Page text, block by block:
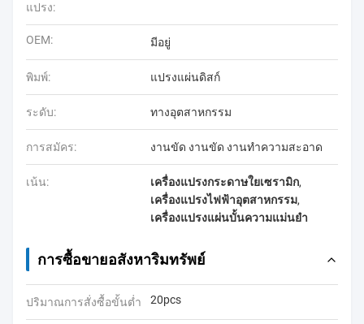
แปรง:
OEM: มีอยู่
พิมพ์: แปรงแผ่นดิสก์
ระดับ: ทางอุตสาหกรรม
การสมัคร: งานขัด งานขัด งานทำความสะอาด
เน้น: เครื่องแปรงกระดาษใยเซรามิก,
เครื่องแปรงไฟฟ้าอุตสาหกรรม,
เครื่องแปรงแผ่นบั้นความแม่นยํา
การซื้อขายอสังหาริมทรัพย์
ปริมาณการสั่งซื้อขั้นต่ำ 20pcs